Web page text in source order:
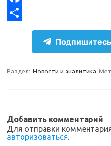
go
s
i
k
F
b
k
р
и
т
Раздел: Новости и аналитика
Добавить комментарий
Для отправки
авторизоваться.